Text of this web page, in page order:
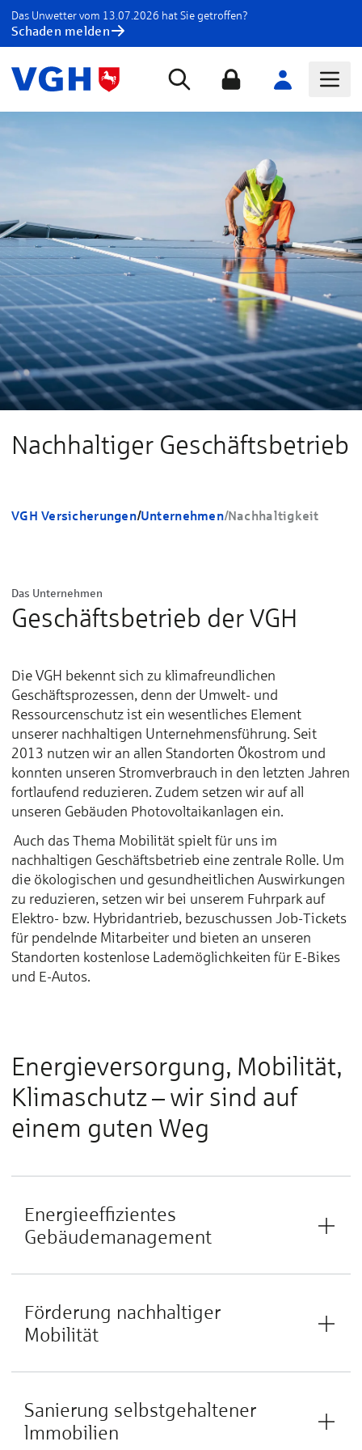
Das Unwetter vom 13.07.2026 hat Sie getroffen?
Schaden melden
Nachhaltiger Geschäftsbetrieb
VGH Versicherungen/Unternehmen/Nachhaltigkeit
Das Unternehmen
Geschäftsbetrieb der VGH
Die VGH bekennt sich zu klimafreundlichen
Geschäftsprozessen, denn der Umwelt- und
Ressourcenschutz ist ein wesentliches Element
unserer nachhaltigen Unternehmensführung. Seit
2013 nutzen wir an allen Standorten Ökostrom und
konnten unseren Stromverbrauch in den letzten Jahren
fortlaufend reduzieren. Zudem setzen wir auf all
unseren Gebäuden Photovoltaikanlagen ein.
Auch das Thema Mobilität spielt für uns im
nachhaltigen Geschäftsbetrieb eine zentrale Rolle. Um
die ökologischen und gesundheitlichen Auswirkungen
zu reduzieren, setzen wir bei unserem Fuhrpark auf
Elektro- bzw. Hybridantrieb, bezuschussen Job-Tickets
für pendelnde Mitarbeiter und bieten an unseren
Standorten kostenlose Lademöglichkeiten für E-Bikes
und E-Autos.
Energieversorgung, Mobilität,
Klimaschutz – wir sind auf
einem guten Weg
Energieeffizientes
Gebäudemanagement
Förderung nachhaltiger
Mobilität
Sanierung selbstgehaltener
lmmobilien